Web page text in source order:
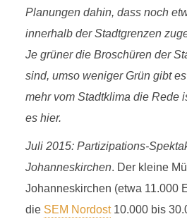
Planungen dahin, dass noch
innerhalb der Stadtgrenzen
Je grüner die Broschüren der
sind, umso weniger Grün gibt
mehr vom Stadtklima die Rede
es hier.
Juli 2015: Partizipations-
Johanneskirchen. Der kleine
Johanneskirchen (etwa 11.000
die SEM Nordost10.000 bis